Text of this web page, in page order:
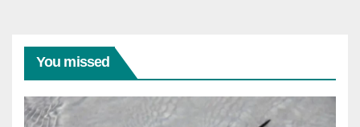
You missed